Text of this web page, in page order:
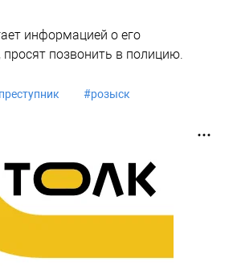
информацией о его
позвонить в полицию.
преступник #розыск